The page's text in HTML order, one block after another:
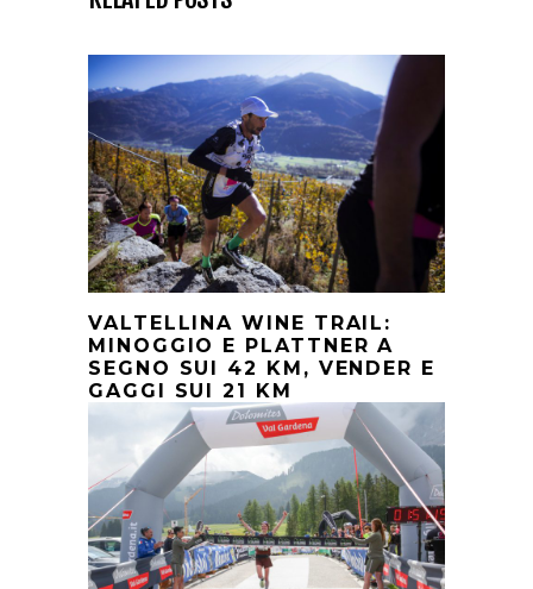
VALTELLINA WINE TRAIL:
MINOGGIO E PLATTNER A
SEGNO SUI 42 KM, VENDER E
GAGGI SUI 21 KM